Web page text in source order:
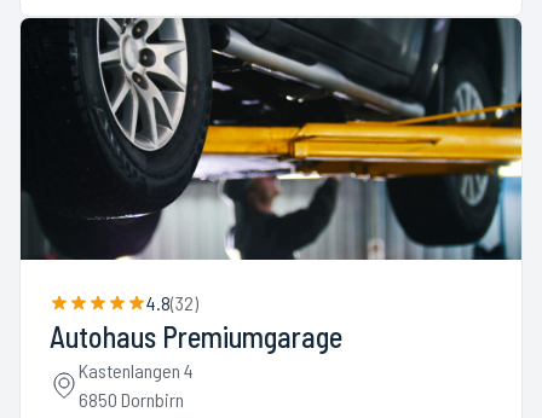
4.8(32)
Autohaus Premiumgarage
Kastenlangen 4
6850 Dornbirn